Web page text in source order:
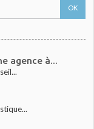
agence à...